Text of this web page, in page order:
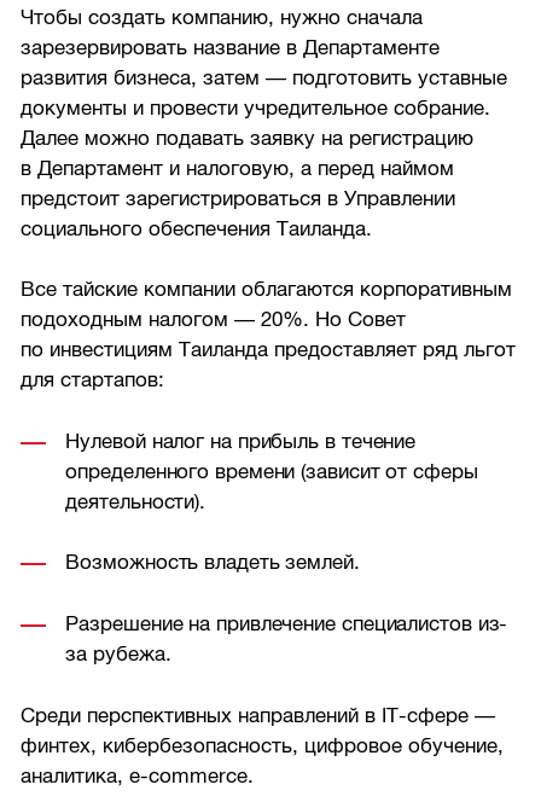
Чтобы создать компанию, нужно сначала
зарезервировать название в Департаменте
развития бизнеса, затем — подготовить уставные
документы и провести учредительное собрание.
Далее можно подавать заявку на регистрацию
в Департамент и налоговую, а перед наймом
предстоит зарегистрироваться в Управлении
социального обеспечения Таиланда.
Все тайские компании облагаются корпоративным
подоходным налогом — 20%. Но Совет
по инвестициям Таиланда предоставляет ряд льгот
для стартапов:
Нулевой налог на прибыль в течение
определенного времени (зависит от сферы
деятельности).
Возможность владеть землей.
Разрешение на привлечение специалистов из-
за рубежа.
Среди перспективных направлений в IT-сфере —
финтех, кибербезопасность, цифровое обучение,
аналитика, e-commerce.